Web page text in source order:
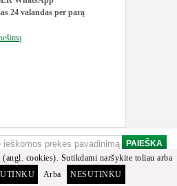
24 valandas per parą
cookies). Sutikdami naršykite toliau arba
Arba NESUTINKU